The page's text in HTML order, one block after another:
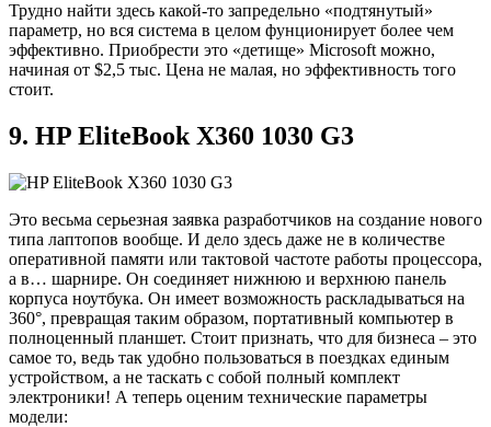
Трудно найти здесь какой-то запредельно «подтянутый»
параметр, но вся система в целом фунционирует более чем
эффективно. Приобрести это «детище» Microsoft можно,
начиная от $2,5 тыс. Цена не малая, но эффективность того
стоит.
9. HP EliteBook X360 1030 G3
Это весьма серьезная заявка разработчиков на создание нового
типа лаптопов вообще. И дело здесь даже не в количестве
оперативной памяти или тактовой частоте работы процессора,
а в… шарнире. Он соединяет нижнюю и верхнюю панель
корпуса ноутбука. Он имеет возможность раскладываться на
360°, превращая таким образом, портативный компьютер в
полноценный планшет. Стоит признать, что для бизнеса – это
самое то, ведь так удобно пользоваться в поездках единым
устройством, а не таскать с собой полный комплект
электроники! А теперь оценим технические параметры
модели: